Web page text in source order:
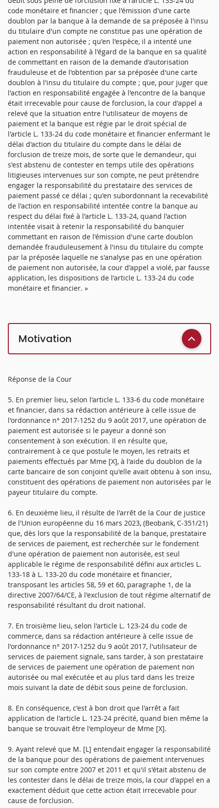
code monétaire et financier ; que l'émission d'une carte
doublon par la banque à la demande de sa préposée à l'insu
du titulaire d'un compte ne constitue pas une opération de
paiement non autorisée ; qu'en l'espèce, il a intenté une
action en responsabilité à l'égard de la banque en sa qualité
de commettant en raison de la demande d'autorisation
frauduleuse et de l'obtention par sa préposée d'une carte
doublon à l'insu du titulaire du compte ; que, pour juger que
l'action en responsabilité engagée à l'encontre de la banque
était irrecevable pour cause de forclusion, la cour d'appel a
relevé que la situation entre l'utilisateur de moyens de
paiement et la banque est régie par le droit spécial de
l'article L. 133-24 du code monétaire et financier enfermant le
délai d'action du titulaire du compte dans le délai de
forclusion de treize mois, de sorte que le demandeur, qui
s'est abstenu de contester en temps utile des opérations
litigieuses intervenues sur son compte, ne peut prétendre
engager la responsabilité du prestataire des services de
paiement passé ce délai ; qu'en subordonnant la recevabilité
de l'action en responsabilité intentée contre la banque au
respect du délai fixé à l'article L. 133-24, quand l'action
intentée visait à retenir la responsabilité du banquier
commettant en raison de l'émission d'une carte doublon
demandée frauduleusement à l'insu du titulaire du compte
par la préposée laquelle ne s'analyse pas en une opération
de paiement non autorisée, la cour d'appel a violé, par fausse
application, les dispositions de l'article L. 133-24 du code
monétaire et financier. »
Motivation
Réponse de la Cour
5. En premier lieu, selon l'article L. 133-6 du code monétaire
et financier, dans sa rédaction antérieure à celle issue de
l'ordonnance n° 2017-1252 du 9 août 2017, une opération de
paiement est autorisée si le payeur a donné son
consentement à son exécution. Il en résulte que,
contrairement à ce que postule le moyen, les retraits et
paiements effectués par Mme [X], à l'aide du doublon de la
carte bancaire de son conjoint qu'elle avait obtenu à son insu,
constituent des opérations de paiement non autorisées par le
payeur titulaire du compte.
6. En deuxième lieu, il résulte de l'arrêt de la Cour de justice
de l'Union européenne du 16 mars 2023, (Beobank, C-351/21)
que, dès lors que la responsabilité de la banque, prestataire
de services de paiement, est recherchée sur le fondement
d'une opération de paiement non autorisée, est seul
applicable le régime de responsabilité défini aux articles L.
133-18 à L. 133-20 du code monétaire et financier,
transposant les articles 58, 59 et 60, paragraphe 1, de la
directive 2007/64/CE, à l'exclusion de tout régime alternatif de
responsabilité résultant du droit national.
7. En troisième lieu, selon l'article L. 123-24 du code de
commerce, dans sa rédaction antérieure à celle issue de
l'ordonnance n° 2017-1252 du 9 août 2017, l'utilisateur de
services de paiement signale, sans tarder, à son prestataire
de services de paiement une opération de paiement non
autorisée ou mal exécutée et au plus tard dans les treize
mois suivant la date de débit sous peine de forclusion.
8. En conséquence, c'est à bon droit que l'arrêt a fait
application de l'article L. 123-24 précité, quand bien même la
banque se trouvait être l'employeur de Mme [X].
9. Ayant relevé que M. [L] entendait engager la responsabilité
de la banque pour des opérations de paiement intervenues
sur son compte entre 2007 et 2011 et qu'il s'était abstenu de
les contester dans le délai de treize mois, la cour d'appel en a
exactement déduit que cette action était irrecevable pour
cause de forclusion.